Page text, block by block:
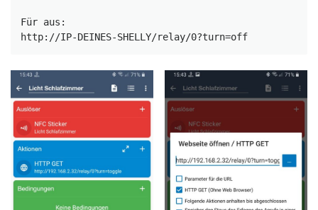
Für aus:
http://IP-DEINES-SHELLY/relay/0?turn=off